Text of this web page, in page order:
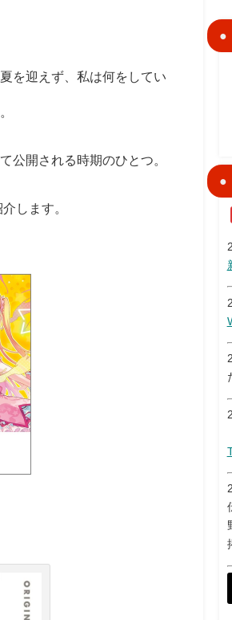
を迎えず、私は何をしてい
公開される時期のひとつ。
します。